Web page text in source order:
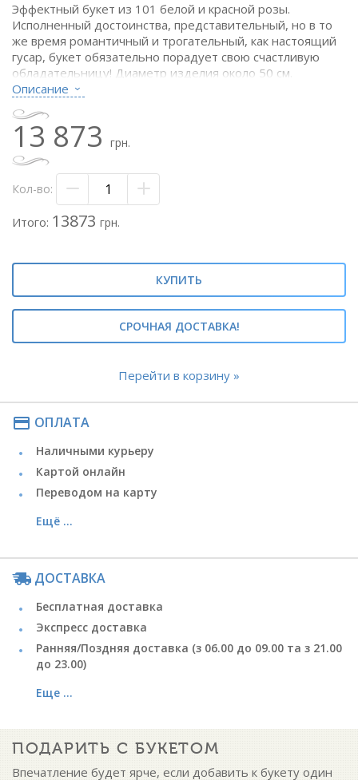
Эффектный букет из 101 белой и красной розы.
Исполненный достоинства, представительный, но в то
же время романтичный и трогательный, как настоящий
гусар, букет обязательно порадует свою счастливую
обладательницу! Диаметр изделия около 50 см.
- роза красная - 51 шт.
- роза белая - 50 шт.
- флористическая сетка красная
- лента атласная
Метки: #101 роза#букет со 101 розы#букет со 101
розой#
#101 белая и красная роза#большой букет роз#букет
Описание
13 873 грн.
Кол-во:
Итого: 13873 грн.
КУПИТЬ
СРОЧНАЯ ДОСТАВКА!
Перейти в корзину »
payment ОПЛАТА
Наличными курьеру
Картой онлайн
Переводом на карту
Ещё ...
ДОСТАВКА
Бесплатная доставка
Экспресс доставка
Ранняя/Поздняя доставка (з 06.00 до 09.00 та з 21.00
до 23.00)
Еще ...
ПОДАРИТЬ С БУКЕТОМ
Впечатление будет ярче, если добавить к букету один